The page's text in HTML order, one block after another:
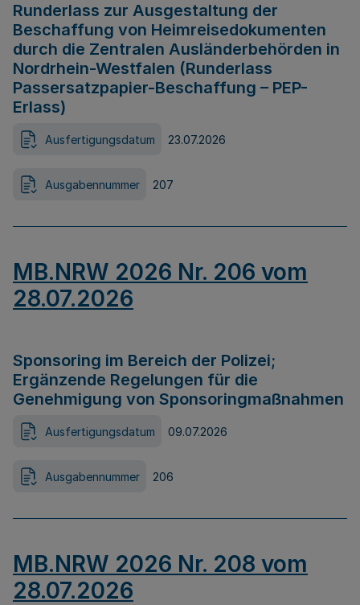
Runderlass zur Ausgestaltung der
Beschaffung von Heimreisedokumenten
durch die Zentralen Ausländerbehörden in
Nordrhein-Westfalen (Runderlass
Passersatzpapier-Beschaffung – PEP-
Erlass)
Ausfertigungsdatum 23.07.2026
Ausgabennummer 207
MB.NRW 2026 Nr. 206 vom
28.07.2026
Sponsoring im Bereich der Polizei;
Ergänzende Regelungen für die
Genehmigung von Sponsoringmaßnahmen
Ausfertigungsdatum 09.07.2026
Ausgabennummer 206
MB.NRW 2026 Nr. 208 vom
28.07.2026